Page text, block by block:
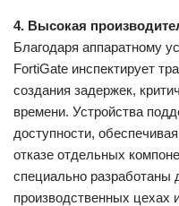
4. Высокая
Благодаря аппаратному
FortiGate инспектирует
создания задержек,
времени. Устройства
доступности,
отказе отдельных
специально разработаны
производственных цехах